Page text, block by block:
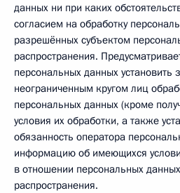
данных ни при каких
согласием на обработку
разрешённых субъектом
распространения.
персональных данных установить
неограниченным кругом лиц
персональных данных (кроме
условия их обработки, а также
обязанность оператора
информацию об имеющихся
в отношении персональных
распространения.